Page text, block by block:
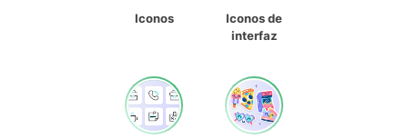
Iconos
Iconos de
interfaz